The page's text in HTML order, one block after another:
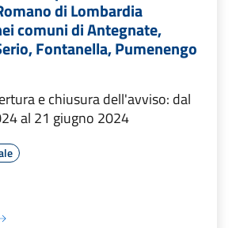
di Lombardia
comuni di Antegnate,
Fontanella, Pumenengo
e chiusura dell'avviso: dal
al 21 giugno 2024